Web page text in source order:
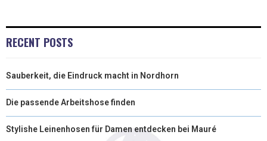
RECENT POSTS
Sauberkeit, die Eindruck macht in Nordhorn
Die passende Arbeitshose finden
Stylishe Leinenhosen für Damen entdecken bei Mauré